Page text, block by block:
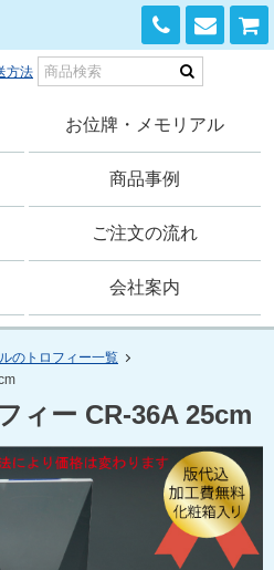
方法
0120-168-741
お位牌・メモリアル
商品事例
ご注文の流れ
会社案内
のトロフィー一覧
ィー CR-36A 25cm